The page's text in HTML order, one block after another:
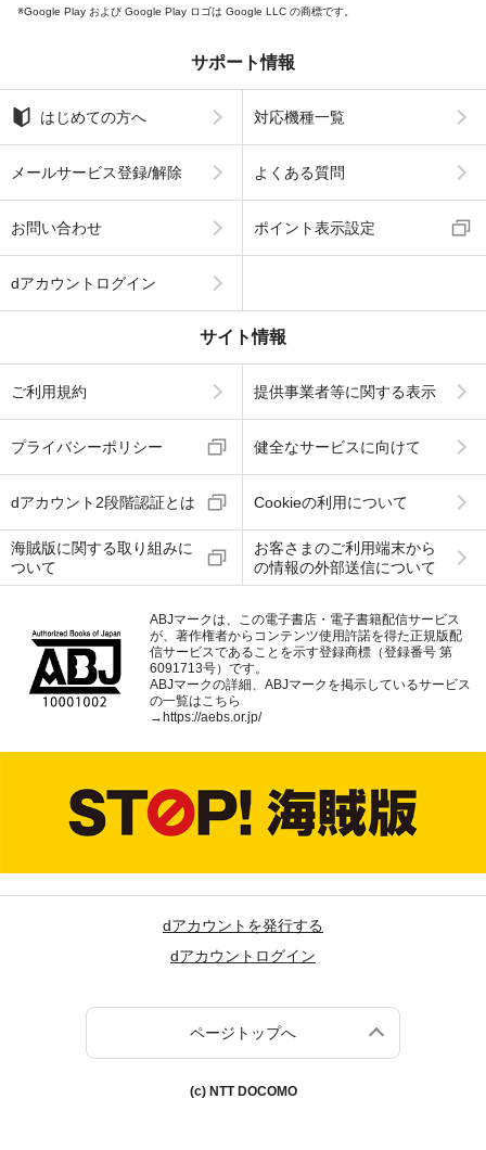
Google Play および Google Play ロゴは Google LLC の商標です。
サポート情報
はじめての方へ 対応機種一覧
メールサービス登録/解除 よくある質問
お問い合わせ ポイント表示設定
dアカウントログイン
サイト情報
ご利用規約 提供事業者等に関する表示
プライバシーポリシー 健全なサービスに向けて
dアカウント2段階認証とは Cookieの利用について
海賊版に関する取り組みに
ついて
お客さまのご利用端末から
の情報の外部送信について
ABJマークは、この電子書店・電子書籍配信サービス
が、著作権者からコンテンツ使用許諾を得た正規版配
信サービスであることを示す登録商標（登録番号 第
6091713号）です。
ABJマークの詳細、ABJマークを掲示しているサービス
の一覧はこちら
→https://aebs.or.jp/
dアカウントを発行する
dアカウントログイン
ページトップへ
(c) NTT DOCOMO